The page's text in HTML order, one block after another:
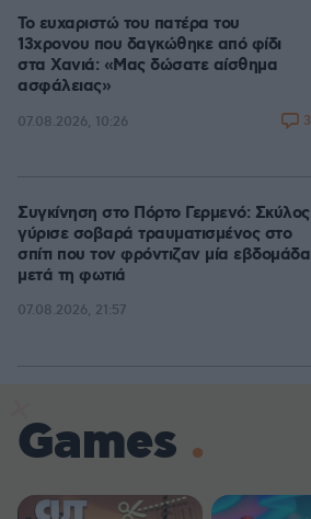
Το ευχαριστώ του πατέρα του
13χρονου που δαγκώθηκε από φίδι
στα Χανιά: «Μας δώσατε αίσθημα
ασφάλειας»
07.08.2026, 10:26 3
Συγκίνηση στο Πόρτο Γερμενό: Σκύλος
γύρισε σοβαρά τραυματισμένος στο
σπίτι που τον φρόντιζαν μία εβδομάδα
μετά τη φωτιά
07.08.2026, 21:57
Games